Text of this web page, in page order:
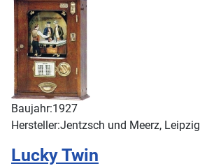
Baujahr:1927
Hersteller:Jentzsch und Meerz, Leipzig
Lucky Twin